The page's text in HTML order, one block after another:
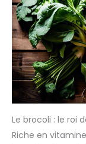
Le brocoli : le roi
Riche en